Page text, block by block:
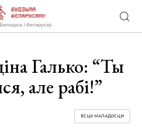
Галько: “Ты
але рабі!”
ЁСЦЬ МАЛАДОСЦЬ!